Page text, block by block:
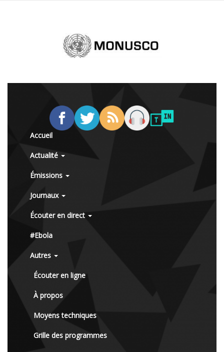
Accueil
Actualité
Émissions
Journaux
Écouter en direct
#Ebola
Autres
Écouter en ligne
À propos
Moyens techniques
Grille des programmes